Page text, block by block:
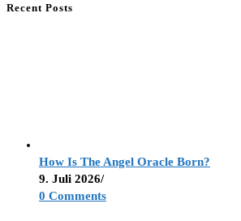
Recent Posts
How Is The Angel Oracle Born?
9. Juli 2026/
0 Comments